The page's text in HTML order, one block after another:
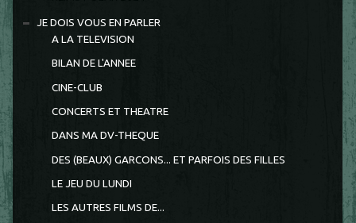
JE DOIS VOUS EN PARLER
A LA TELEVISION
BILAN DE L'ANNEE
CINE-CLUB
CONCERTS ET THEATRE
DANS MA DV-THEQUE
DES (BEAUX) GARCONS... ET PARFOIS DES FILLES
LE JEU DU LUNDI
LES AUTRES FILMS DE...